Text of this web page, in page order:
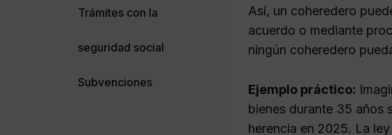
Así, un coheredero
acuerdo o mediante
ningún coheredero
Ejemplo práctico:
bienes durante 35 años
herencia en 2025. La
Trámites con la
seguridad social
Subvenciones